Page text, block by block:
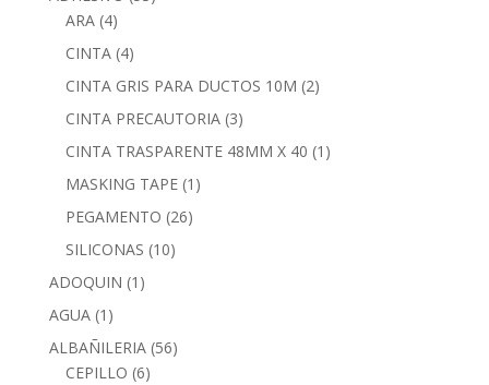
ARA (4)
CINTA (4)
CINTA GRIS PARA DUCTOS 10M (2)
CINTA PRECAUTORIA (3)
CINTA TRASPARENTE 48MM X 40 (1)
MASKING TAPE (1)
PEGAMENTO (26)
SILICONAS (10)
ADOQUIN (1)
AGUA (1)
ALBAÑILERIA (56)
CEPILLO (6)